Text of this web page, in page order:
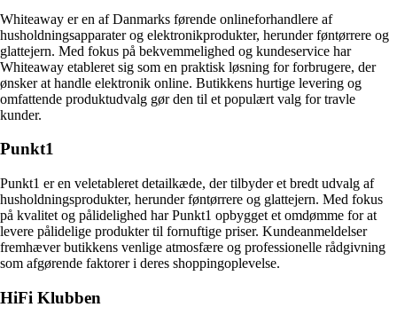
Whiteaway er en af Danmarks førende onlineforhandlere af
husholdningsapparater og elektronikprodukter, herunder føntørrere og
glattejern. Med fokus på bekvemmelighed og kundeservice har
Whiteaway etableret sig som en praktisk løsning for forbrugere, der
ønsker at handle elektronik online. Butikkens hurtige levering og
omfattende produktudvalg gør den til et populært valg for travle
kunder.
Punkt1
Punkt1 er en veletableret detailkæde, der tilbyder et bredt udvalg af
husholdningsprodukter, herunder føntørrere og glattejern. Med fokus
på kvalitet og pålidelighed har Punkt1 opbygget et omdømme for at
levere pålidelige produkter til fornuftige priser. Kundeanmeldelser
fremhæver butikkens venlige atmosfære og professionelle rådgivning
som afgørende faktorer i deres shoppingoplevelse.
HiFi Klubben